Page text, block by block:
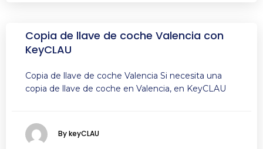
Copia de llave de coche Valencia con
KeyCLAU
Copia de llave de coche Valencia Si necesita una
copia de llave de coche en Valencia, en KeyCLAU
By keyCLAU